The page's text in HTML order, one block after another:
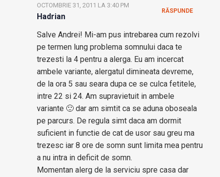
Hadrian
OCTOMBRIE 31, 2011 LA 3:40 PM
Salve Andrei! Mi-am pus intrebarea cum rezolvi
pe termen lung problema somnului daca te
trezesti la 4 pentru a alerga. Eu am incercat
ambele variante, alergatul dimineata devreme,
de la ora 5 sau seara dupa ce se culca fetitele,
intre 22 si 24. Am supravietuit in ambele
variante 🙂 dar am simtit ca se aduna oboseala
pe parcurs. De regula simt daca am dormit
suficient in functie de cat de usor sau greu ma
trezesc iar 8 ore de somn sunt limita mea pentru
a nu intra in deficit de somn.
Momentan alerg de la serviciu spre casa dar
RĂSPUNDE